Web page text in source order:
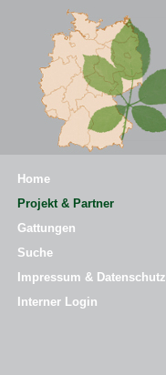
Home
Projekt & Partner
Gattungen
Suche
Impressum & Datenschutz
Interner Login